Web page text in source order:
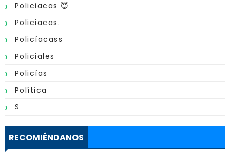
Policiacas 😇
Policiacas.
Policíacass
Policiales
Policías
Política
S
RECOMIÉNDANOS